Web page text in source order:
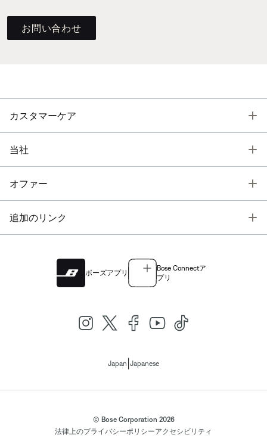
お問い合わせ
カスタマーケア
当社
オファー
追加のリンク
ボーズアプリ
Bose Connectア
プリ
Japan Japanese
© Bose Corporation 2026
法律上のプライバシーポリシーアクセシビリティ